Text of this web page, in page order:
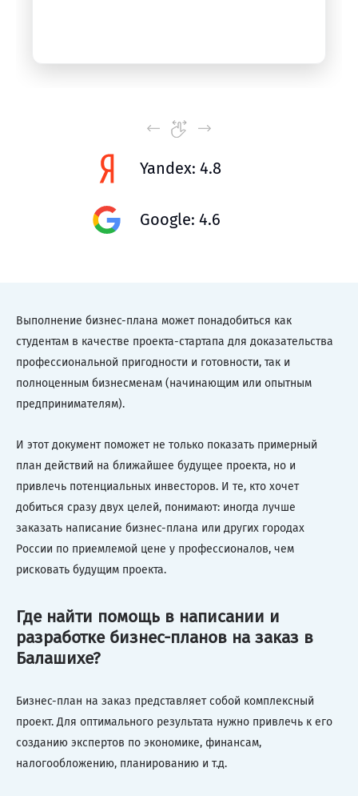
Yandex: 4.8
Google: 4.6
Выполнение бизнес-плана может понадобиться как
студентам в качестве проекта-стартапа для доказательства
профессиональной пригодности и готовности, так и
полноценным бизнесменам (начинающим или опытным
предпринимателям).
И этот документ поможет не только показать примерный
план действий на ближайшее будущее проекта, но и
привлечь потенциальных инвесторов. И те, кто хочет
добиться сразу двух целей, понимают: иногда лучше
заказать написание бизнес-плана или других городах
России по приемлемой цене у профессионалов, чем
рисковать будущим проекта.
Где найти помощь в написании и
разработке бизнес-планов на заказ в
Балашихе?
Бизнес-план на заказ представляет собой комплексный
проект. Для оптимального результата нужно привлечь к его
созданию экспертов по экономике, финансам,
налогообложению, планированию и т.д.